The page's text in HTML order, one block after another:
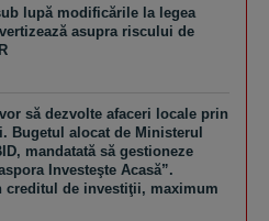
lupă modificările la legea
asupra riscului de
să dezvolte afaceri locale prin
Bugetul alocat de Ministerul
mandatată să gestioneze
Investeşte Acasă”.
creditul de investiţii, maximum